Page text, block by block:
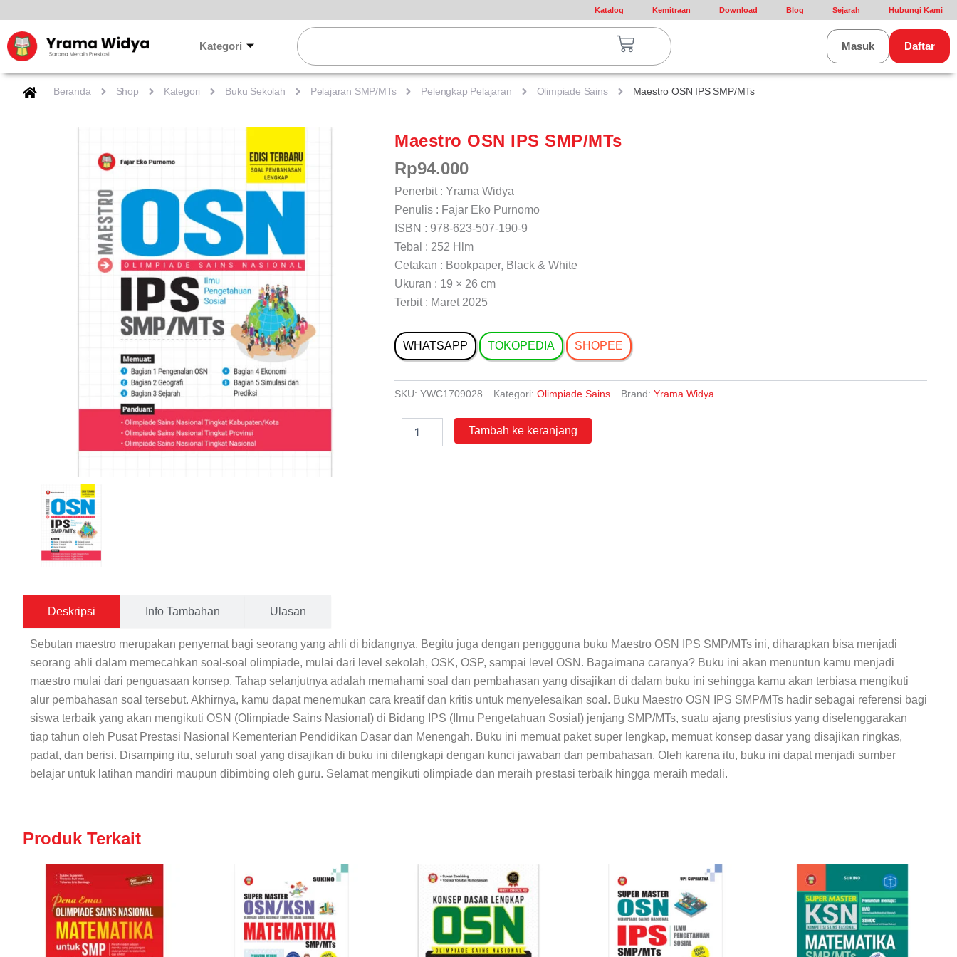
konten
Katalog Kemitraan Download Blog Sejarah Hubungi Kami
Kategori
Search Cart Daftar
Masuk
Beranda Shop Kategori Buku Sekolah Pelajaran SMP/MTs Pelengkap Pelajaran Olimpiade Sains Maestro OSN IPS SMP/MTs
Maestro OSN IPS SMP/MTs
Rp94.000
Penerbit : Yrama Widya
Penulis : Fajar Eko Purnomo
ISBN : 978-623-507-190-9
Tebal : 252 Hlm
Cetakan : Bookpaper, Black & White
Ukuran : 19 × 26 cm
Terbit : Maret 2025
WHATSAPP TOKOPEDIA SHOPEE
SKU: YWC1709028 Kategori: Olimpiade Sains Brand: Yrama Widya
Maestro
Tambah ke keranjang
Deskripsi Info Tambahan Ulasan
Sebutan maestro merupakan penyemat bagi seorang yang ahli di bidangnya. Begitu juga dengan penggguna buku Maestro OSN IPS SMP/MTs ini, diharapkan bisa menjadi
seorang ahli dalam memecahkan soal-soal olimpiade, mulai dari level sekolah, OSK, OSP, sampai level OSN. Bagaimana caranya? Buku ini akan menuntun kamu menjadi
maestro mulai dari penguasaan konsep. Tahap selanjutnya adalah memahami soal dan pembahasan yang disajikan di dalam buku ini sehingga kamu akan terbiasa mengikuti
alur pembahasan soal tersebut. Akhirnya, kamu dapat menemukan cara kreatif dan kritis untuk menyelesaikan soal. Buku Maestro OSN IPS SMP/MTs hadir sebagai referensi bagi
siswa terbaik yang akan mengikuti OSN (Olimpiade Sains Nasional) di Bidang IPS (Ilmu Pengetahuan Sosial) jenjang SMP/MTs, suatu ajang prestisius yang diselenggarakan
tiap tahun oleh Pusat Prestasi Nasional Kementerian Pendidikan Dasar dan Menengah. Buku ini memuat paket super lengkap, memuat konsep dasar yang disajikan ringkas,
padat, dan berisi. Disamping itu, seluruh soal yang disajikan di buku ini dilengkapi dengan kunci jawaban dan pembahasan. Oleh karena itu, buku ini dapat menjadi sumber
belajar untuk latihan mandiri maupun dibimbing oleh guru. Selamat mengikuti olimpiade dan meraih prestasi terbaik hingga meraih medali.
Produk Terkait